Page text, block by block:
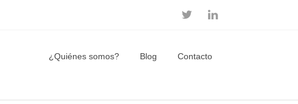
¿Quiénes somos? Blog Contacto